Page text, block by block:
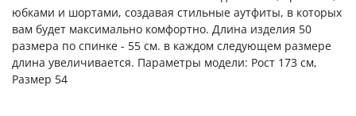
юбками и шортами, создавая стильные аутфиты, в которых
вам будет максимально комфортно. Длина изделия 50
размера по спинке - 55 см. в каждом следующем размере
длина увеличивается. Параметры модели: Рост 173 см,
Размер 54